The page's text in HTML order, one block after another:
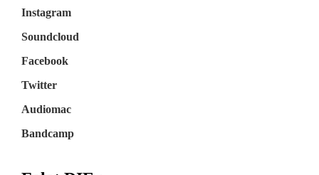
Instagram
Soundcloud
Facebook
Twitter
Audiomac
Bandcamp